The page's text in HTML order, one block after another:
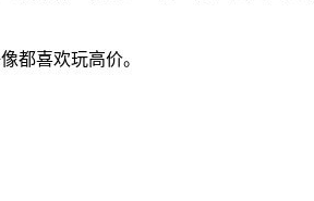
都喜欢玩高价。